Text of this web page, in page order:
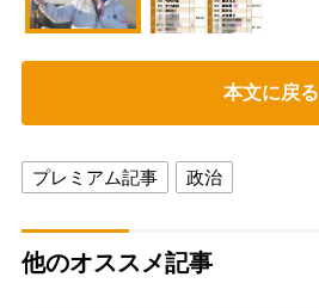
本文に戻る
プレミアム記事 政治
他のオススメ記事